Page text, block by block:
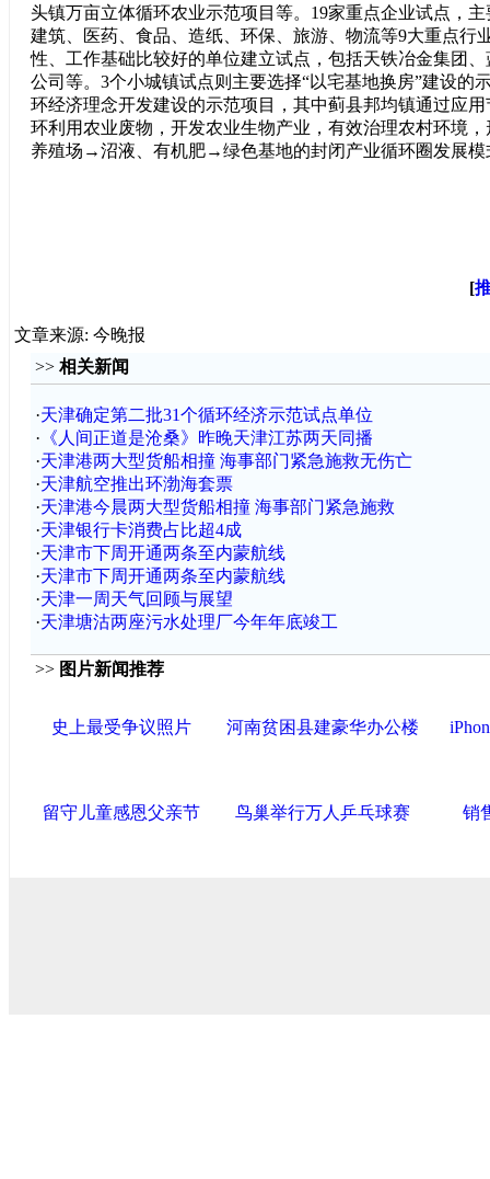
头镇万亩立体循环农业示范项目等。19家重点企业试点，
建筑、医药、食品、造纸、环保、旅游、物流等9大重点行
性、工作基础比较好的单位建立试点，包括天铁冶金集团
公司等。3个小城镇试点则主要选择“以宅基地换房”建设的
环经济理念开发建设的示范项目，其中蓟县邦均镇通过应
环利用农业废物，开发农业生物产业，有效治理农村环境
养殖场→沼液、有机肥→绿色基地的封闭产业循环圈发展模
[
文章来源: 今晚报
>> 相关新闻
·天津确定第二批31个循环经济示范试点单位
· 《人间正道是沧桑》昨晚天津江苏两天同播
·天津港两大型货船相撞 海事部门紧急施救无伤亡
·天津航空推出环渤海套票
·天津港今晨两大型货船相撞 海事部门紧急施救
·天津银行卡消费占比超4成
·天津市下周开通两条至内蒙航线
·天津市下周开通两条至内蒙航线
·天津一周天气回顾与展望
·天津塘沽两座污水处理厂今年年底竣工
>> 图片新闻推荐
史上最受争议照片 河南贫困县建豪华办公楼
留守儿童感恩父亲节 鸟巢举行万人乒乓球赛 销